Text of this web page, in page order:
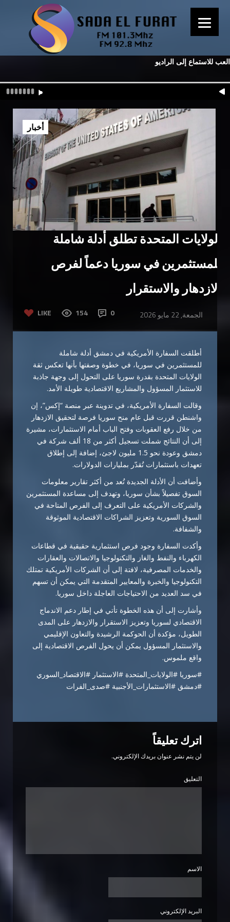
العب للاستماع إلى الراديو
الولايات المتحدة تطلق أدلة شاملة
للمستثمرين في سوريا دعماً لفرص
الازدهار والاستقرار
LIKE 154 0 الجمعة, 22 مايو 2026
أخبار
أطلقت السفارة الأمريكية في دمشق أدلة شاملة
للمستثمرين في سوريا، في خطوة وصفتها بأنها تعكس ثقة
الولايات المتحدة بقدرة سوريا على التحول إلى وجهة جاذبة
للاستثمار المسؤول والمشاريع الاقتصادية طويلة الأمد.
وقالت السفارة الأمريكية، في تدوينة عبر منصة “إكس”، إن
واشنطن قررت قبل عام منح سوريا فرصة لتحقيق الازدهار
من خلال رفع العقوبات وفتح الباب أمام الاستثمارات، مشيرة
إلى أن النتائج شملت تسجيل أكثر من 18 ألف شركة في
دمشق وعودة نحو 1.5 مليون لاجئ، إضافة إلى إطلاق
تعهدات باستثمارات تُقدّر بمليارات الدولارات.
وأضافت أن الأدلة الجديدة تُعد من أكثر تقارير معلومات
السوق تفصيلاً بشأن سوريا، وتهدف إلى مساعدة المستثمرين
والشركات الأمريكية على التعرف إلى الفرص المتاحة في
السوق السورية وتعزيز الشراكات الاقتصادية الموثوقة
والشفافة.
وأكدت السفارة وجود فرص استثمارية حقيقية في قطاعات
الكهرباء والنفط والغاز والتكنولوجيا والاتصالات والعقارات
والخدمات المصرفية، لافتة إلى أن الشركات الأمريكية تمتلك
التكنولوجيا والخبرة والمعايير المتقدمة التي يمكن أن تسهم
في سد العديد من الاحتياجات العاجلة داخل سوريا.
وأشارت إلى أن هذه الخطوة تأتي في إطار دعم الاندماج
الاقتصادي لسوريا وتعزيز الاستقرار والازدهار على المدى
الطويل، مؤكدة أن الحوكمة الرشيدة والتعاون الإقليمي
والاستثمار المسؤول يمكن أن يحول الفرص الاقتصادية إلى
واقع ملموس.
#سوريا #الولايات_المتحدة #الاستثمار #الاقتصاد_السوري
#دمشق #الاستثمارات_الأجنبية #صدى_الفرات
اترك تعليقاً
لن يتم نشر عنوان بريدك الإلكتروني.
التعليق
الاسم
البريد الإلكتروني